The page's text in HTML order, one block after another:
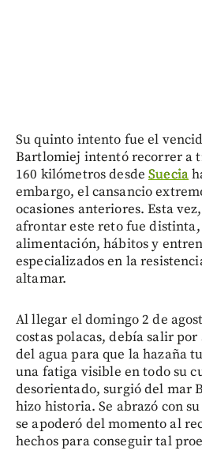
Su quinto intento fue el
Bartlomiej intentó recorrer a
160 kilómetros desdeSuecia
embargo, el cansancio
ocasiones anteriores. Esta
afrontar este reto fue distinta,
alimentación, hábitos y
especializados en la
altamar.
Al llegar el domingo 2 de
costas polacas, debía salir
del agua para que la hazaña
una fatiga visible en todo su
desorientado, surgió del mar
hizo historia. Se abrazó con
se apoderó del momento al
hechos para conseguir tal